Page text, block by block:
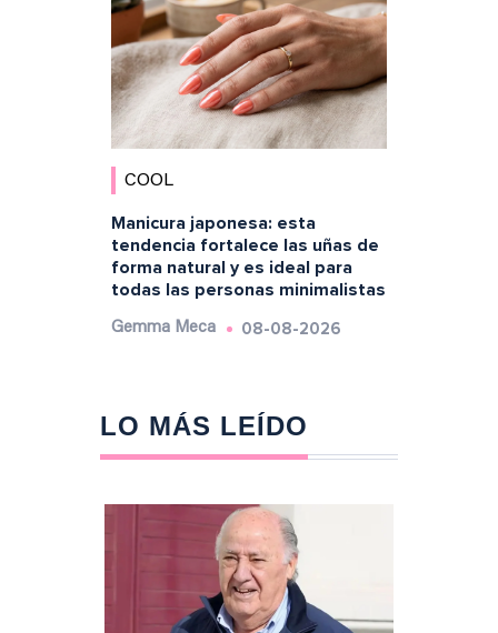
COOL
Manicura japonesa: esta
tendencia fortalece las uñas de
forma natural y es ideal para
todas las personas minimalistas
Gemma Meca 08-08-2026
LO MÁS LEÍDO